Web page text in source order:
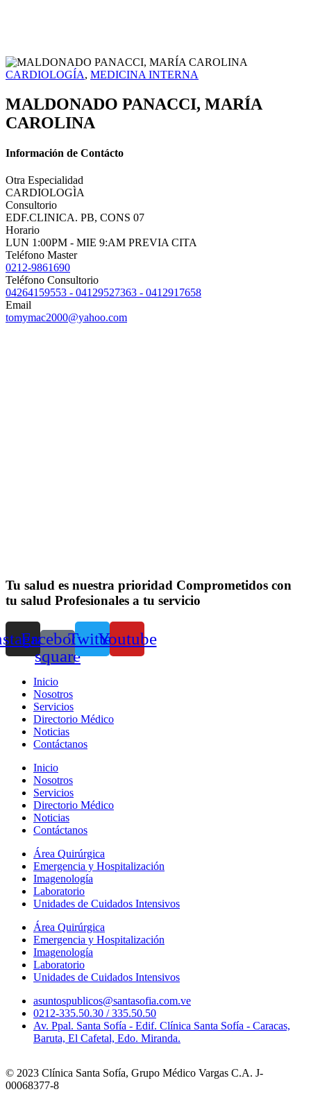
CARDIOLOGÍA, MEDICINA INTERNA
MALDONADO PANACCI, MARÍA
CAROLINA
Información de Contácto
Otra Especialidad
CARDIOLOGÌA
Consultorio
EDF.CLINICA. PB, CONS 07
Horario
LUN 1:00PM - MIE 9:AM PREVIA CITA
Teléfono Master
0212-9861690
Teléfono Consultorio
04264159553 - 04129527363 - 0412917658
Email
tomymac2000@yahoo.com
Tu salud es nuestra prioridad Comprometidos con
tu salud Profesionales a tu servicio
Facebook-
square
TwitterYoutube
Inicio
Nosotros
Servicios
Directorio Médico
Noticias
Contáctanos
Inicio
Nosotros
Servicios
Directorio Médico
Noticias
Contáctanos
Área Quirúrgica
Emergencia y Hospitalización
Imagenología
Laboratorio
Unidades de Cuidados Intensivos
Área Quirúrgica
Emergencia y Hospitalización
Imagenología
Laboratorio
Unidades de Cuidados Intensivos
asuntospublicos@santasofia.com.ve
0212-335.50.30 / 335.50.50
Av. Ppal. Santa Sofía - Edif. Clínica Santa Sofía - Caracas,
Baruta, El Cafetal, Edo. Miranda.
© 2023 Clínica Santa Sofía, Grupo Médico Vargas C.A. J-
00068377-8